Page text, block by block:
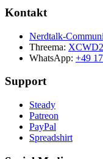
Kontakt
Nerdtalk-
Threema:
WhatsApp: +49
Support
Steady
Patreon
PayPal
Spreadshirt